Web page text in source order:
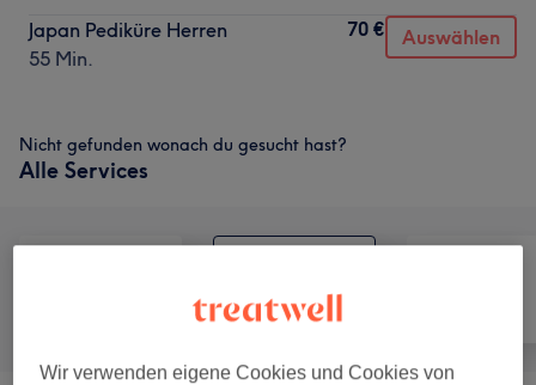
Japan Pediküre Herren
55 Min.
70 € Auswählen
Nicht gefunden wonach du gesucht hast?
Alle Services
Nägel
Wir verwenden eigene Cookies und Cookies von